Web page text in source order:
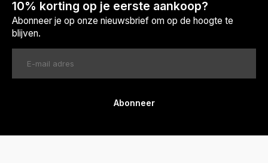
10% korting op je eerste aankoop?
Abonneer je op onze nieuwsbrief om op de hoogte te
blijven.
Abonneer